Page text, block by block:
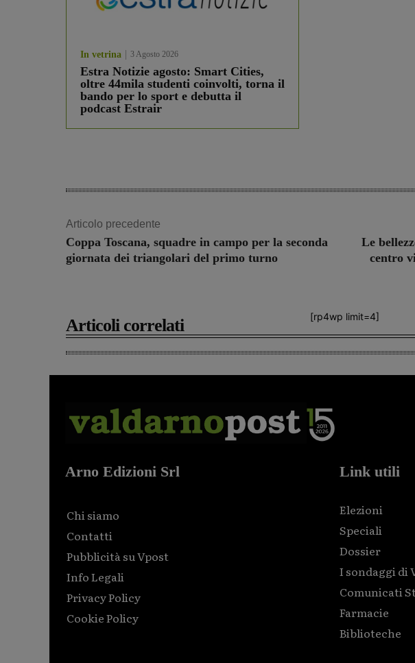
In vetrina 3 Agosto 2026
Estra Notizie agosto: Smart Cities,
oltre 44mila studenti coinvolti, torna il
bando per lo sport e debutta il
podcast Estrair
Articolo precedente
Coppa Toscana, squadre in campo per la seconda
giornata dei triangolari del primo turno
Le
centro
[rp4wp limit=4]
Articoli correlati
Arno Edizioni Srl
Chi siamo
Contatti
Pubblicità su Vpost
Info Legali
Privacy Policy
Cookie Policy
Link utili
Elezioni
Speciali
Dossier
I sondaggi di
Comunicati
Farmacie
Biblioteche